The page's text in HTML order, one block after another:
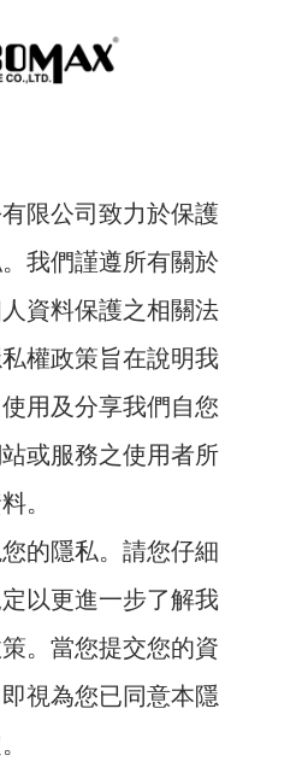
限公司致力於保護
我們謹遵所有關於
資料保護之相關法
權政策旨在說明我
用及分享我們自您
或服務之使用者所
。
的隱私。請您仔細
以更進一步了解我
。當您提交您的資
視為您已同意本隱